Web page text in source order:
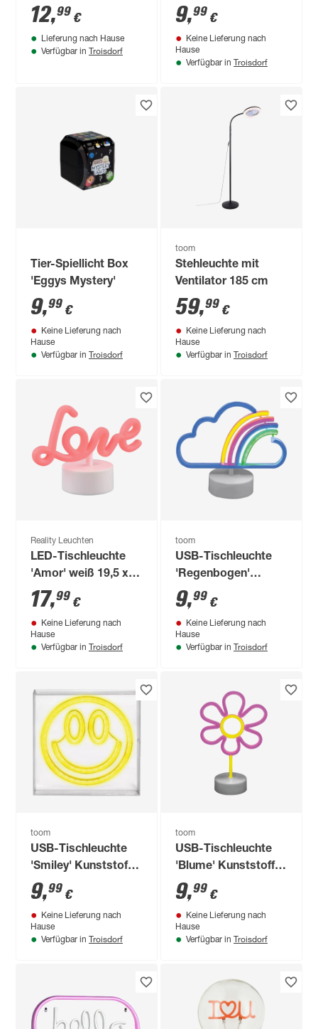
x 38 x 2 cm
12,99 €
Lieferung nach Hause
Verfügbar in Troisdorf
Kunststoff, pink,
gelb 15 x 30 cm
9,99 €
Keine Lieferung nach
Hause
Verfügbar in Troisdorf
Tier-Spiellicht Box
'Eggys Mystery'
9,99 €
Keine Lieferung nach
Hause
Verfügbar in Troisdorf
toom
Stehleuchte mit
Ventilator 185 cm
59,99 €
Keine Lieferung nach
Hause
Verfügbar in Troisdorf
Reality Leuchten
LED-Tischleuchte
'Amor' weiß 19,5 x
14 x 8,5 cm
17,99 €
Keine Lieferung nach
Hause
Verfügbar in Troisdorf
toom
USB-Tischleuchte
'Regenbogen'
Kunststoff 23,5 x 20
cm
9,99 €
Keine Lieferung nach
Hause
Verfügbar in Troisdorf
toom
USB-Tischleuchte
'Smiley' Kunststoff
18 x 18 cm
9,99 €
Keine Lieferung nach
Hause
Verfügbar in Troisdorf
toom
USB-Tischleuchte
'Blume' Kunststoff,
pink, gelb 20 x 30
cm
9,99 €
Keine Lieferung nach
Hause
Verfügbar in Troisdorf